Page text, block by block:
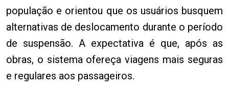
população e orientou que os usuários busquem
alternativas de deslocamento durante o período
de suspensão. A expectativa é que, após as
obras, o sistema ofereça viagens mais seguras
e regulares aos passageiros.